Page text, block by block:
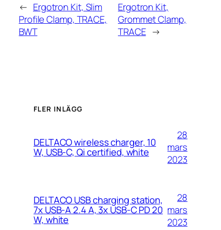
← Ergotron Kit, Slim
Profile Clamp, TRACE,
BWT
Ergotron Kit,
Grommet Clamp,
TRACE →
FLER INLÄGG
DELTACO wireless charger, 10
W, USB-C, Qi certified, white
28
mars
2023
DELTACO USB charging station,
7x USB-A 2.4 A, 3x USB-C PD 20
W, white
28
mars
2023